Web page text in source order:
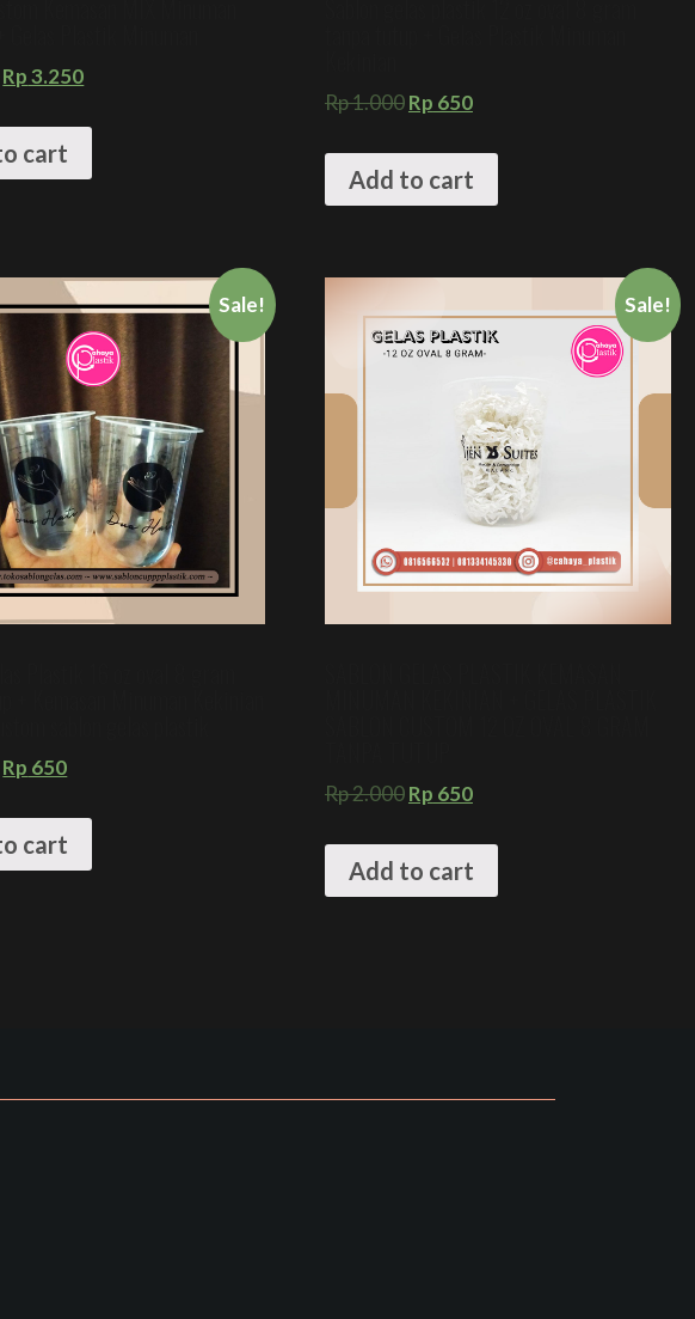
Rp3.250
cart
Rp1.000Rp 650
Add to cart
Sale!
Rp 650
cart
Sale!
Rp2.000Rp 650
Add to cart